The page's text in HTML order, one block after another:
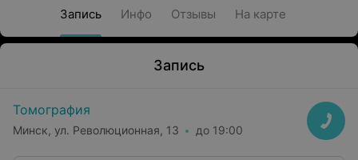
Запись Инфо Отзывы На карте
Запись
Томография
Минск, ул. Революционная, 13 до 19:00